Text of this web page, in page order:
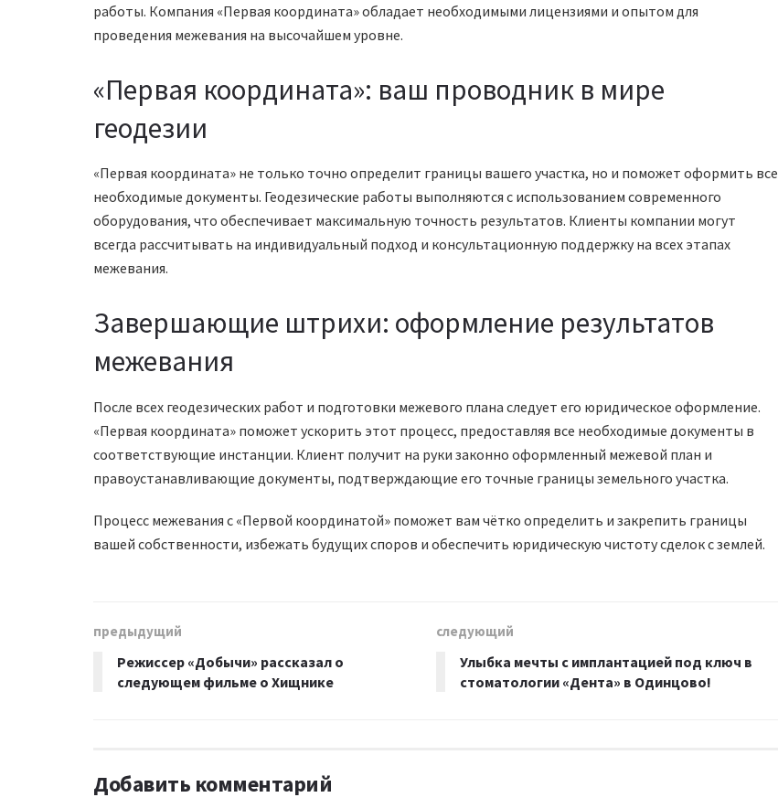
работы. Компания «Первая координата» обладает необходимыми лицензиями и опытом для
проведения межевания на высочайшем уровне.
«Первая координата»: ваш проводник в мире
геодезии
«Первая координата» не только точно определит границы вашего участка, но и поможет оформить все
необходимые документы. Геодезические работы выполняются с использованием современного
оборудования, что обеспечивает максимальную точность результатов. Клиенты компании могут
всегда рассчитывать на индивидуальный подход и консультационную поддержку на всех этапах
межевания.
Завершающие штрихи: оформление результатов
межевания
После всех геодезических работ и подготовки межевого плана следует его юридическое оформление.
«Первая координата» поможет ускорить этот процесс, предоставляя все необходимые документы в
соответствующие инстанции. Клиент получит на руки законно оформленный межевой план и
правоустанавливающие документы, подтверждающие его точные границы земельного участка.
Процесс межевания с «Первой координатой» поможет вам чётко определить и закрепить границы
вашей собственности, избежать будущих споров и обеспечить юридическую чистоту сделок с землей.
предыдущий
Режиссер «Добычи» рассказал о
следующем фильме о Хищнике
следующий
Улыбка мечты с имплантацией под ключ в
стоматологии «Дента» в Одинцово!
Добавить комментарий